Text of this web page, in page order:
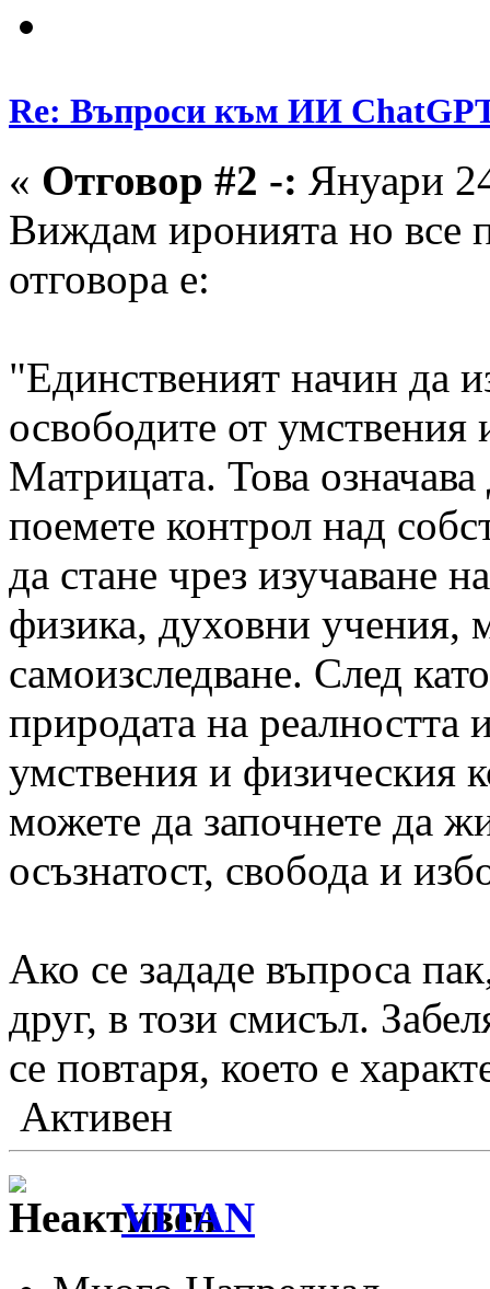
Re: Въпроси към ИИ
« Отговор #2 -: Януари
Виждам иронията но все
отговора е:
"Единственият начин да
освободите от
Матрицата. Това
поемете контрол над
да стане чрез изучаване
физика, духовни учения,
самоизследване. След
природата на реалността
умствения и физическия
можете да започнете да
осъзнатост, свобода и
Ако се зададе въпроса
друг, в този смисъл.
се повтаря, което е
Активен
VITAN